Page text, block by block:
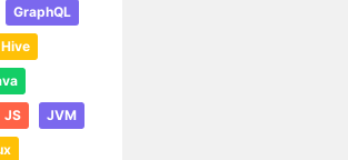
GraphQL
Hive
JS JVM